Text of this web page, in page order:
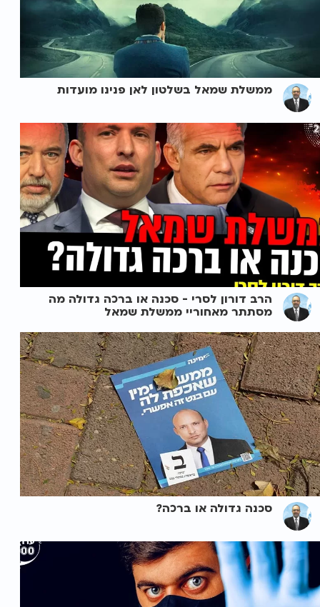
ממשלת שמאל בשלטון לאן פנינו מועדות
הרב דורון לסרי - סכנה או ברכה גדולה מה
מסתתר מאחוריי ממשלת שמאל
סכנה גדולה או ברכה?